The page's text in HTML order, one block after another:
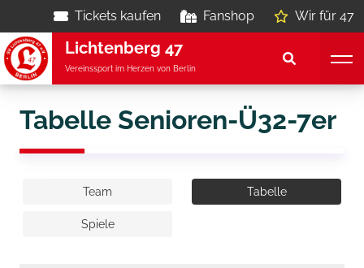
Tickets kaufen Fanshop Wir für 47
Lichtenberg 47
Vereinssport im Herzen von Berlin
Tabelle Senioren-Ü32-7er
Team Tabelle
Spiele